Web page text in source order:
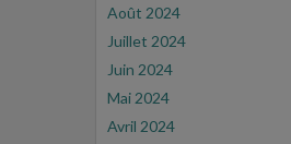
Août 2024
Juillet 2024
Juin 2024
Mai 2024
Avril 2024